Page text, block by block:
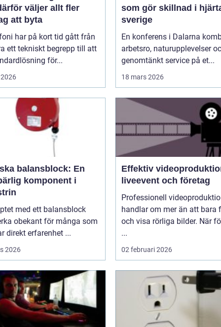
väljer allt fler
att byta
har på kort tid gått från
ett tekniskt begrepp till att
för...
som gör skillnad i
sverige
En konferens i Dalarna
arbetsro, naturupplevelser
genomtänkt service på et...
18 mars 2026
balansblock: En
komponent i
med ett balansblock
obekant för många som
direkt erfarenhet ...
2026
Effektiv
liveevent och företag
Professionell
handlar om mer än att bara
och visa rörliga bilder. När
...
02 februari 2026